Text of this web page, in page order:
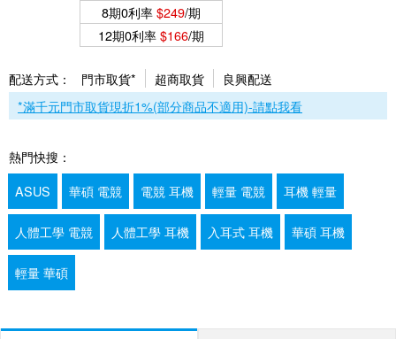
8期0利率$249/期
12期0利率$166/期
配送方式： 門市取貨* 超商取貨
良興配送
*滿千元門市取貨現折1%(部分商品不適用)-請點我看
熱門快搜：
ASUS
華碩 電競 電競 耳機 輕量 電競 耳機 輕量
人體工學 電競 人體工學 耳機 入耳式 耳機 華碩 耳機
輕量 華碩